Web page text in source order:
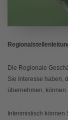
Die Regionale
Sie Interesse haben,
übernehmen, können
Interimistisch